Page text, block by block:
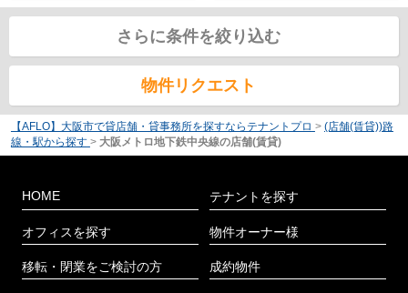
さらに条件を絞り込む
物件リクエスト
【AFLO】大阪市で貸店舗・貸事務所を探すならテナントプロ > (店舗(賃貸))路
線・駅から探す > 大阪メトロ地下鉄中央線の店舗(賃貸)
HOME
オフィスを探す
移転・閉業をご検討の方
テナントを探す
物件オーナー様
成約物件